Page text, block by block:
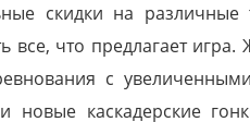
скидки на различные
все, что предлагает
с
новые каскадерские